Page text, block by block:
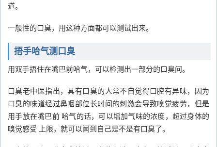
道。
一般性的口臭，用这种方面都可以测试出来。
捂手哈气测口臭
用双手捂住在嘴巴前哈气，可以检测出一部分的口臭问。
口臭老中医指出，具有口臭的人常不自觉得口腔有异味，因为
口臭的味道经过鼻咽部位长时间的刺激会导致嗅觉疲劳，但是
用手放在嘴巴前 哈气的话，可以增加气味的浓度，超过身体的
嗅觉感受 上限，就可以闻到自己是不是有口臭了。